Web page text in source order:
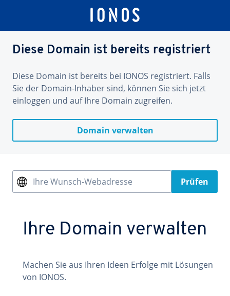
Diese Domain ist bereits registriert
Diese Domain ist bereits bei IONOS registriert. Falls
Sie der Domain-Inhaber sind, können Sie sich jetzt
einloggen und auf Ihre Domain zugreifen.
Domain verwalten
Ihre Wunsch-Webadresse Prüfen
Ihre Domain verwalten
Machen Sie aus Ihren Ideen Erfolge mit Lösungen
von IONOS.